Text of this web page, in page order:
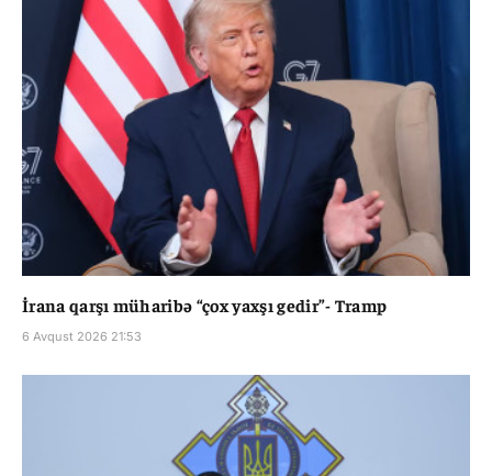
İrana qarşı müharibə “çox yaxşı gedir”- Tramp
6 Avqust 2026 21:53